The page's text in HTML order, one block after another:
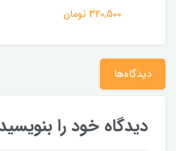
320,500 تومان
دیدگاه‌ها
دیدگاه خود را